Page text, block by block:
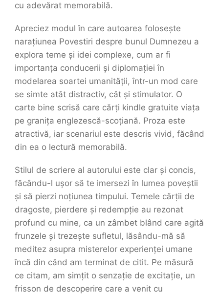
cu adevărat memorabilă.
Apreciez modul în care autoarea folosește
narațiunea Povestiri despre bunul Dumnezeu a
explora teme și idei complexe, cum ar fi
importanța conducerii și diplomației în
modelarea soartei umanității, într-un mod care
se simte atât distractiv, cât și stimulator. O
carte bine scrisă care cărți kindle gratuite viața
pe granița englezescă-scoțiană. Proza este
atractivă, iar scenariul este descris vivid, făcând
din ea o lectură memorabilă.
Stilul de scriere al autorului este clar și concis,
făcându-l ușor să te imersezi în lumea poveștii
și să pierzi noțiunea timpului. Temele cărții de
dragoste, pierdere și redempție au rezonat
profund cu mine, ca un zâmbet blând care agită
frunzele și trezește sufletul, lăsându-mă să
meditez asupra misterelor experienței umane
încă din când am terminat de citit. Pe măsură
ce citam, am simțit o senzație de excitație, un
frisson de descoperire care a venit cu